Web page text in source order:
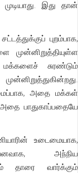
இது தான்
புறம்பாக,
முன்னிறுத்தியுள்ள
சுரண்டும்
அதை மக்கள்
அதை பாதுகாப்பதையே
உடைமையாக,
அந்நிய
தாரை வார்க்கும்